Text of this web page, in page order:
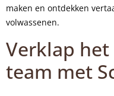
maken en ontdekken
volwassenen.
Verklap
team met